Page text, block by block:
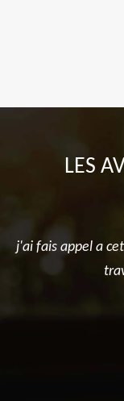
LES
j'ai fais appel a